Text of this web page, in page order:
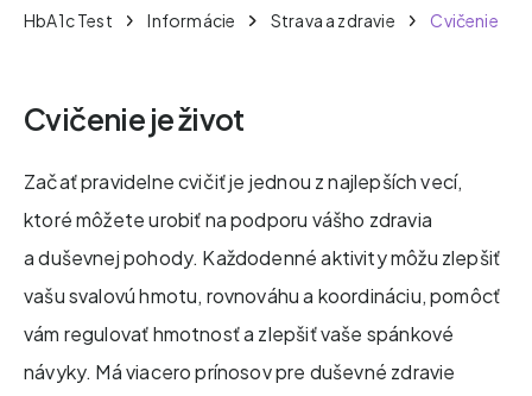
HbA1c Test Informácie Strava a zdravie Cvičenie
Cvičenie je život
Začať pravidelne cvičiť je jednou z najlepších vecí,
ktoré môžete urobiť na podporu vášho zdravia
a duševnej pohody. Každodenné aktivity môžu zlepšiť
vašu svalovú hmotu, rovnováhu a koordináciu, pomôcť
vám regulovať hmotnosť a zlepšiť vaše spánkové
návyky. Má viacero prínosov pre duševné zdravie